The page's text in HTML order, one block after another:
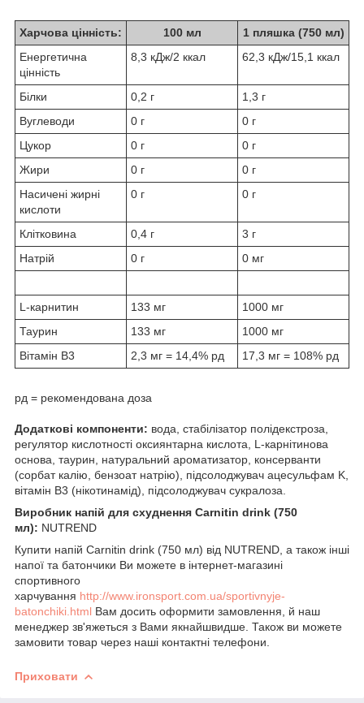
Харчова цінність: 100 мл
1 пляшка (750 мл)
Енергетична
цінність
8,3 кДж/2 ккал 62,3 кДж/15,1 ккал
Білки 0,2 г
1,3 г
Вуглеводи
0 г
0 г
Цукор
0 г
0 г
Жири
0 г
0 г
Насичені жирні
кислоти
0 г 0 г
Клітковина 0,4 г
3 г
Натрій
0 г 0 мг
L-карнитин 133 мг
1000 мг
Таурин
133 мг
1000 мг
Вітамін B3
2,3 мг = 14,4% рд 17,3 мг = 108% рд
рд = рекомендована доза
Додаткові компоненти: вода, стабілізатор полідекстроза,
регулятор кислотності оксиянтарна кислота, L-карнітинова
основа, таурин, натуральний ароматизатор, консерванти
(сорбат калію, бензоат натрію), підсолоджувач ацесульфам K,
вітамін В3 (нікотинамід), підсолоджувач сукралоза.
Виробник напій для схуднення Carnitin drink (750
мл): NUTREND
Купити напій Carnitin drink (750 мл) від NUTREND, а також інші
напої та батончики Ви можете в інтернет-магазині
спортивного
харчування http://www.ironsport.com.ua/sportivnyje-
batonchiki.html Вам досить оформити замовлення, й наш
менеджер зв'яжеться з Вами якнайшвидше. Також ви можете
замовити товар через наші контактні телефони.
Приховати